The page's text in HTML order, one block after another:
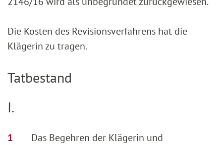
Die Kosten des Revisionsverfahrens hat die
Klägerin zu tragen.
Tatbestand
I.
Das Begehren der Klägerin und